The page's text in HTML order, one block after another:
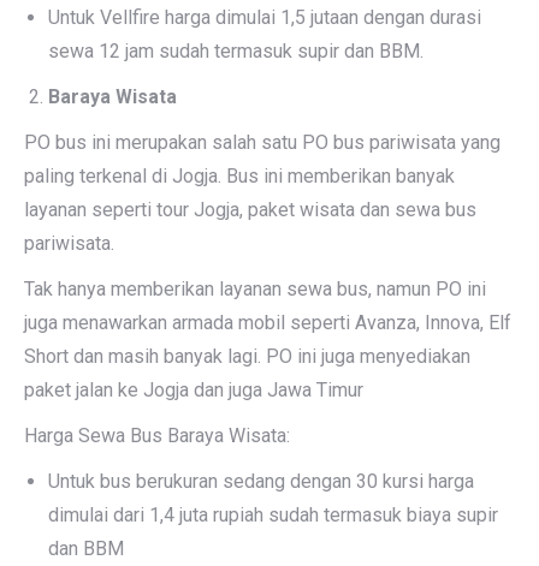
Untuk Vellfire harga dimulai 1,5 jutaan dengan durasi
sewa 12 jam sudah termasuk supir dan BBM.
Baraya Wisata
PO bus ini merupakan salah satu PO bus pariwisata yang
paling terkenal di Jogja. Bus ini memberikan banyak
layanan seperti tour Jogja, paket wisata dan sewa bus
pariwisata.
Tak hanya memberikan layanan sewa bus, namun PO ini
juga menawarkan armada mobil seperti Avanza, Innova, Elf
Short dan masih banyak lagi. PO ini juga menyediakan
paket jalan ke Jogja dan juga Jawa Timur
Harga Sewa Bus Baraya Wisata:
Untuk bus berukuran sedang dengan 30 kursi harga
dimulai dari 1,4 juta rupiah sudah termasuk biaya supir
dan BBM